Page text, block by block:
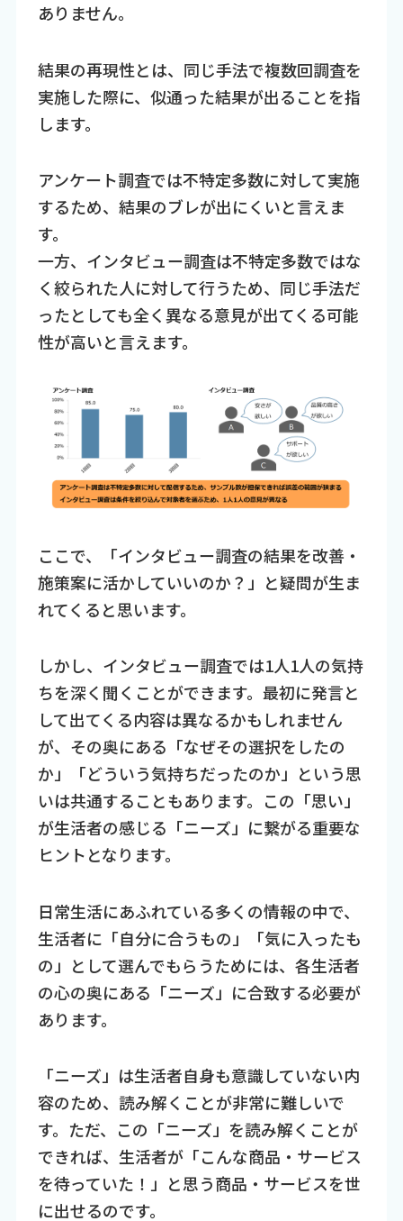
ありません。
結果の再現性とは、同じ手法で複数回調査を
実施した際に、似通った結果が出ることを指
します。
アンケート調査では不特定多数に対して実施
するため、結果のブレが出にくいと言えま
す。
一方、インタビュー調査は不特定多数ではな
く絞られた人に対して行うため、同じ手法だ
ったとしても全く異なる意見が出てくる可能
性が高いと言えます。
ここで、「インタビュー調査の結果を改善・
施策案に活かしていいのか？」と疑問が生ま
れてくると思います。
しかし、インタビュー調査では1人1人の気持
ちを深く聞くことができます。最初に発言と
して出てくる内容は異なるかもしれません
が、その奥にある「なぜその選択をしたの
か」「どういう気持ちだったのか」という思
いは共通することもあります。この「思い」
が生活者の感じる「ニーズ」に繋がる重要な
ヒントとなります。
日常生活にあふれている多くの情報の中で、
生活者に「自分に合うもの」「気に入ったも
の」として選んでもらうためには、各生活者
の心の奥にある「ニーズ」に合致する必要が
あります。
「ニーズ」は生活者自身も意識していない内
容のため、読み解くことが非常に難しいで
す。ただ、この「ニーズ」を読み解くことが
できれば、生活者が「こんな商品・サービス
を待っていた！」と思う商品・サービスを世
に出せるのです。